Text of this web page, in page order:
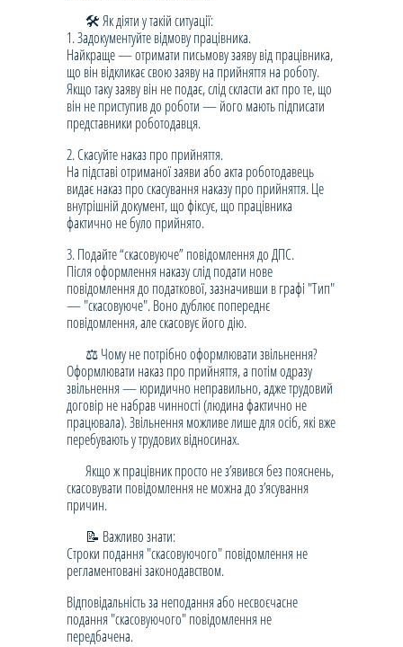
🛠 Як діяти у такій ситуації:
1. Задокументуйте відмову працівника.
Найкраще — отримати письмову заяву від працівника,
що він відкликає свою заяву на прийняття на роботу.
Якщо таку заяву він не подає, слід скласти акт про те, що
він не приступив до роботи — його мають підписати
представники роботодавця.
2. Скасуйте наказ про прийняття.
На підставі отриманої заяви або акта роботодавець
видає наказ про скасування наказу про прийняття. Це
внутрішній документ, що фіксує, що працівника
фактично не було прийнято.
3. Подайте “скасовуюче” повідомлення до ДПС.
Після оформлення наказу слід подати нове
повідомлення до податкової, зазначивши в графі "Тип"
— "скасовуюче". Воно дублює попереднє
повідомлення, але скасовує його дію.
⚖️ Чому не потрібно оформлювати звільнення?
Оформлювати наказ про прийняття, а потім одразу
звільнення — юридично неправильно, адже трудовий
договір не набрав чинності (людина фактично не
працювала). Звільнення можливе лише для осіб, які вже
перебувають у трудових відносинах.
Якщо ж працівник просто не з’явився без пояснень,
скасовувати повідомлення не можна до з’ясування
причин.
📝 Важливо знати:
Строки подання "скасовуючого" повідомлення не
регламентовані законодавством.
Відповідальність за неподання або несвоєчасне
подання "скасовуючого" повідомлення не
передбачена.